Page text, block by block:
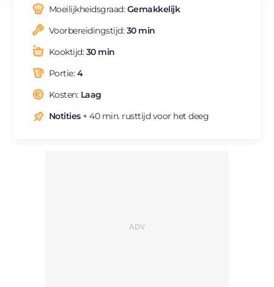
BR
DE
FR
Moeilijkheidsgraad:Gemakkelijk
Voorbereidingstijd:30 min
Kooktijd:30 min
Portie:4
Kosten: Laag
Notities+ 40 min. rusttijd voor het deeg